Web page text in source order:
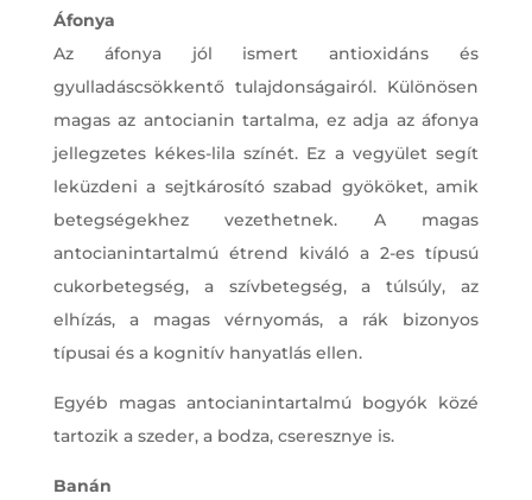
Áfonya
Az áfonya jól ismert antioxidáns és
gyulladáscsökkentő tulajdonságairól. Különösen
magas az antocianin tartalma, ez adja az áfonya
jellegzetes kékes-lila színét. Ez a vegyület segít
leküzdeni a sejtkárosító szabad gyököket, amik
betegségekhez vezethetnek. A magas
antocianintartalmú étrend kiváló a 2-es típusú
cukorbetegség, a szívbetegség, a túlsúly, az
elhízás, a magas vérnyomás, a rák bizonyos
típusai és a kognitív hanyatlás ellen.
Egyéb magas antocianintartalmú bogyók közé
tartozik a szeder, a bodza, cseresznye is.
Banán